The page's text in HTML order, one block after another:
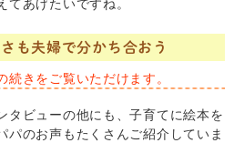
てあげたいですね。
も夫婦で分かち合おう
きをご覧いただけます。
タビューの他にも、子育てに絵本を
パのお声もたくさんご紹介していま